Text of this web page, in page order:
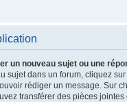
un nouveau sujet ou une
sujet dans un forum, cliquez
rédiger un message. Sur
transférer des pièces jointes